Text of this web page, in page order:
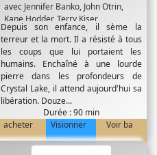
avec Jennifer Banko, John Otrin,
Kane Hodder, Terry Kiser
Depuis son enfance, il sème la
terreur et la mort. Il a résisté à tous
les coups que lui portaient les
humains. Enchaîné à une lourde
pierre dans les profondeurs de
Crystal Lake, il attend aujourd'hui sa
libération. Douze...
Durée : 90 min
acheter
Visionner Voir ba